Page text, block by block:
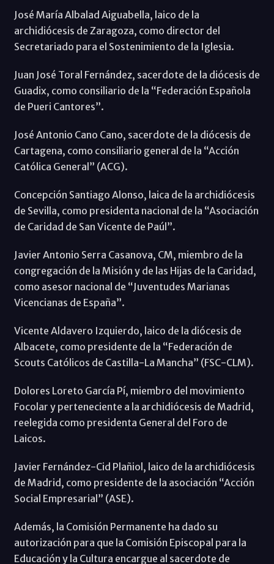
José María Albalad Aiguabella, laico de la
archidiócesis de Zaragoza, como director del
Secretariado para el Sostenimiento de la Iglesia.
Juan José Toral Fernández, sacerdote de la diócesis de
Guadix, como consiliario de la “Federación Española
de Pueri Cantores”.
José Antonio Cano Cano, sacerdote de la diócesis de
Cartagena, como consiliario general de la “Acción
Católica General” (ACG).
Concepción Santiago Alonso, laica de la archidiócesis
de Sevilla, como presidenta nacional de la “Asociación
de Caridad de San Vicente de Paúl”.
Javier Antonio Serra Casanova, CM, miembro de la
congregación de la Misión y de las Hijas de la Caridad,
como asesor nacional de “Juventudes Marianas
Vicencianas de España”.
Vicente Aldavero Izquierdo, laico de la diócesis de
Albacete, como presidente de la “Federación de
Scouts Católicos de Castilla-La Mancha” (FSC-CLM).
Dolores Loreto García Pí, miembro del movimiento
Focolar y perteneciente a la archidiócesis de Madrid,
reelegida como presidenta General del Foro de
Laicos.
Javier Fernández-Cid Plañiol, laico de la archidiócesis
de Madrid, como presidente de la asociación “Acción
Social Empresarial” (ASE).
Además, la Comisión Permanente ha dado su
autorización para que la Comisión Episcopal para la
Educación y la Cultura encargue al sacerdote de